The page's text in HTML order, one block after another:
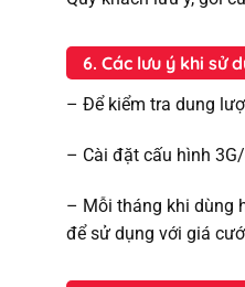
6. Các lưu ý khi sử
– Để kiểm tra dung
– Cài đặt cấu hình
– Mỗi tháng khi dùng
để sử dụng với giá